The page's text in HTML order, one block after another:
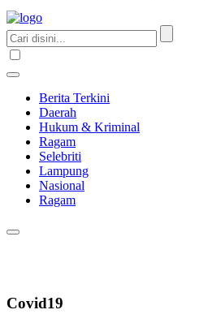
Berita Terkini
Daerah
Hukum & Kriminal
Ragam
Selebriti
Lampung
Nasional
Ragam
Covid19